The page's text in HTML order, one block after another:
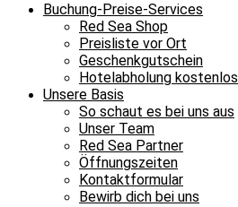
Buchung-Preise-Services
Red Sea Shop
Preisliste vor Ort
Geschenkgutschein
Hotelabholung kostenlos
Unsere Basis
So schaut es bei uns aus
Unser Team
Red Sea Partner
Öffnungszeiten
Kontaktformular
Bewirb dich bei uns